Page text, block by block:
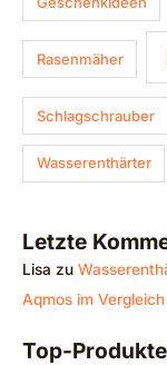
Rasenmäher
Schlagschrauber
Wasserenthärter
Letzte
Lisa zu
Aqmos im Vergleich
Top-Produkte